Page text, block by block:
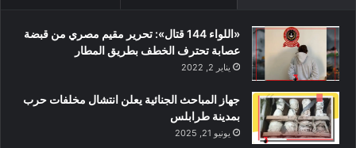
«اللواء 144 قتال»: تحرير مقيم مصري من قبضة
عصابة تحترف الخطف بطريق المطار
يناير 2, 2022
جهاز المباحث الجنائية يعلن انتشال مخلفات حرب
بمدينة طرابلس
يونيو 21, 2025